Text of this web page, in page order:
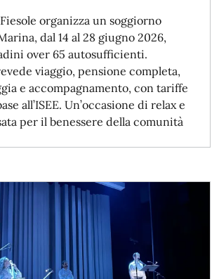
organizza un soggiorno
dal 14 al 28 giugno 2026,
over 65 autosufficienti.
viaggio, pensione completa,
e accompagnamento, con tariffe
all’ISEE. Un’occasione di relax e
per il benessere della comunità